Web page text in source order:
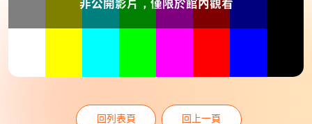
回列表頁 回上一頁